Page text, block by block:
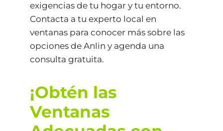
exigencias de tu hogar y tu entorno.
Contacta a tu experto local en
ventanas para conocer más sobre las
opciones de Anlin y agenda una
consulta gratuita.
¡Obtén las
Ventanas